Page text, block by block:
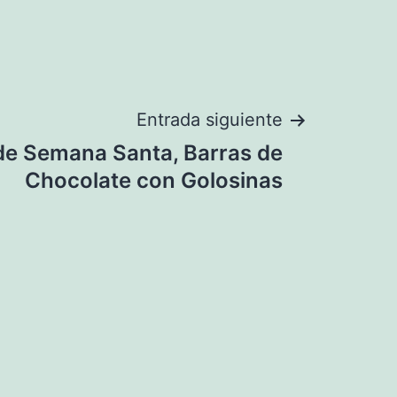
Entrada siguiente
Semana Santa, Barras de
Chocolate con Golosinas